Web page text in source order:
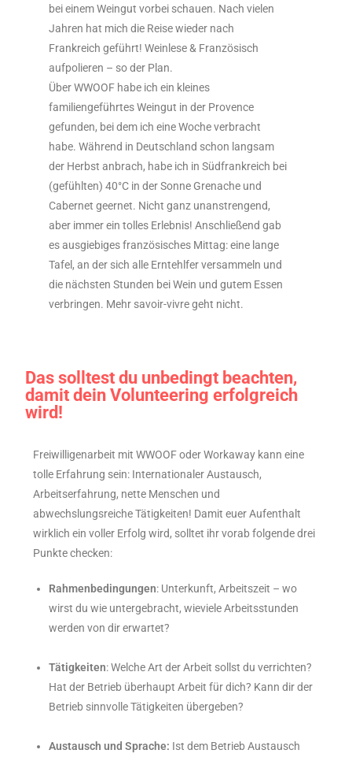
bei einem Weingut vorbei schauen. Nach vielen
Jahren hat mich die Reise wieder nach
Frankreich geführt! Weinlese & Französisch
aufpolieren – so der Plan.
Über WWOOF habe ich ein kleines
familiengeführtes Weingut in der Provence
gefunden, bei dem ich eine Woche verbracht
habe. Während in Deutschland schon langsam
der Herbst anbrach, habe ich in Südfrankreich bei
(gefühlten) 40°C in der Sonne Grenache und
Cabernet geernet. Nicht ganz unanstrengend,
aber immer ein tolles Erlebnis! Anschließend gab
es ausgiebiges französisches Mittag: eine lange
Tafel, an der sich alle Erntehlfer versammeln und
die nächsten Stunden bei Wein und gutem Essen
verbringen. Mehr savoir-vivre geht nicht.
Das solltest du unbedingt beachten,
damit dein Volunteering erfolgreich
wird!
Freiwilligenarbeit mit WWOOF oder Workaway kann eine
tolle Erfahrung sein: Internationaler Austausch,
Arbeitserfahrung, nette Menschen und
abwechslungsreiche Tätigkeiten! Damit euer Aufenthalt
wirklich ein voller Erfolg wird, solltet ihr vorab folgende drei
Punkte checken:
Rahmenbedingungen: Unterkunft, Arbeitszeit – wo
wirst du wie untergebracht, wieviele Arbeitsstunden
werden von dir erwartet?
Tätigkeiten: Welche Art der Arbeit sollst du verrichten?
Hat der Betrieb überhaupt Arbeit für dich? Kann dir der
Betrieb sinnvolle Tätigkeiten übergeben?
Austausch und Sprache: Ist dem Betrieb Austausch